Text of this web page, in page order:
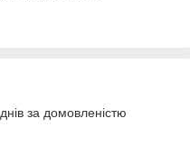
за домовленістю